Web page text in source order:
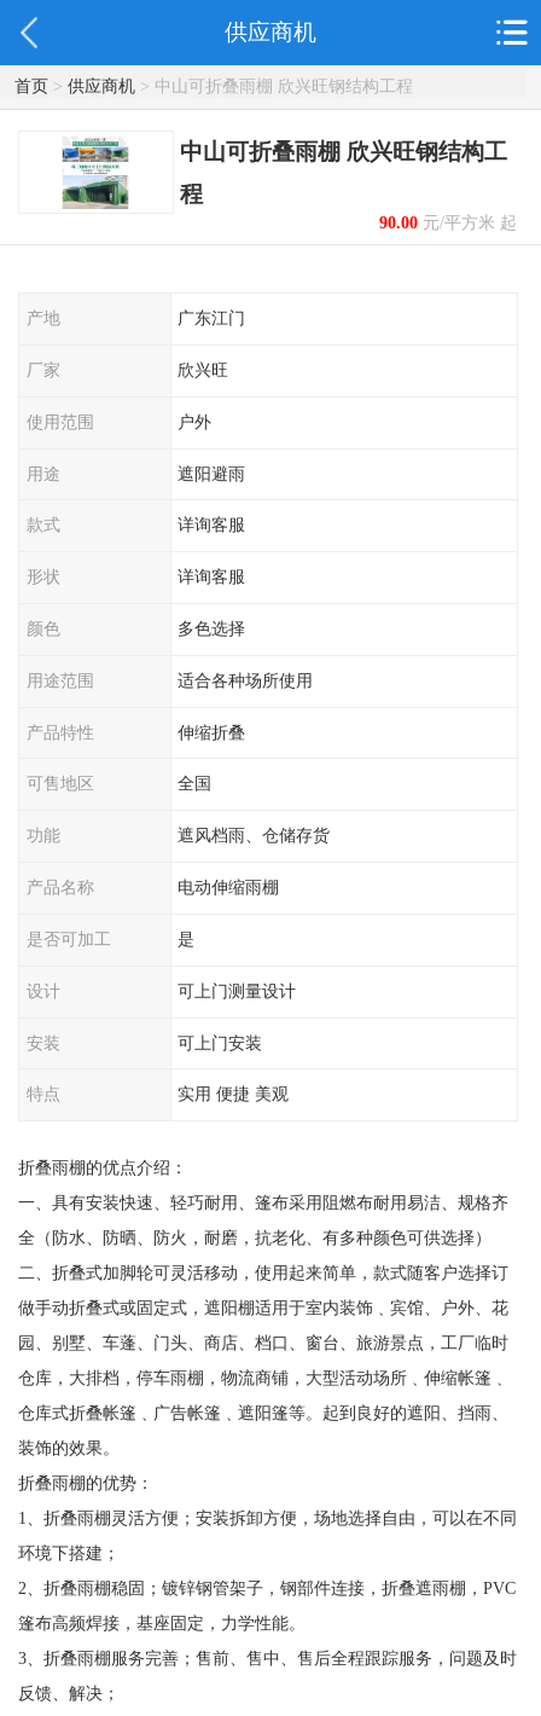
供应商机
首页> 供应商机> 中山可折叠雨棚 欣兴旺钢结构工程
中山可折叠雨棚 欣兴旺钢结构工
程
90.00元/平方米 起
产地 广东江门
厂家 欣兴旺
使用范围 户外
用途 遮阳避雨
款式 详询客服
形状 详询客服
颜色 多色选择
用途范围 适合各种场所使用
产品特性 伸缩折叠
可售地区 全国
功能 遮风档雨、仓储存货
产品名称 电动伸缩雨棚
是否可加工 是
设计 可上门测量设计
安装 可上门安装
特点 实用 便捷 美观
折叠雨棚的优点介绍：
一、具有安装快速、轻巧耐用、篷布采用阻燃布耐用易洁、规格齐
全（防水、防晒、防火，耐磨，抗老化、有多种颜色可供选择）
二、折叠式加脚轮可灵活移动，使用起来简单，款式随客户选择订
做手动折叠式或固定式，遮阳棚适用于室内装饰﹑宾馆、户外、花
园、别墅、车蓬、门头、商店、档口、窗台、旅游景点，工厂临时
仓库，大排档，停车雨棚，物流商铺，大型活动场所﹑伸缩帐篷﹑
仓库式折叠帐篷﹑广告帐篷﹑遮阳篷等。起到良好的遮阳、挡雨、
装饰的效果。
折叠雨棚的优势：
1、折叠雨棚灵活方便；安装拆卸方便，场地选择自由，可以在不同
环境下搭建；
2、折叠雨棚稳固；镀锌钢管架子，钢部件连接，折叠遮雨棚，PVC
篷布高频焊接，基座固定，力学性能。
3、折叠雨棚服务完善；售前、售中、售后全程跟踪服务，问题及时
反馈、解决；